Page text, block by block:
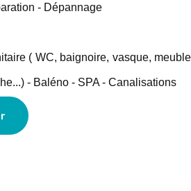
- Dépannage
( WC, baignoire, vasque, meuble
- Baléno - SPA - Canalisations